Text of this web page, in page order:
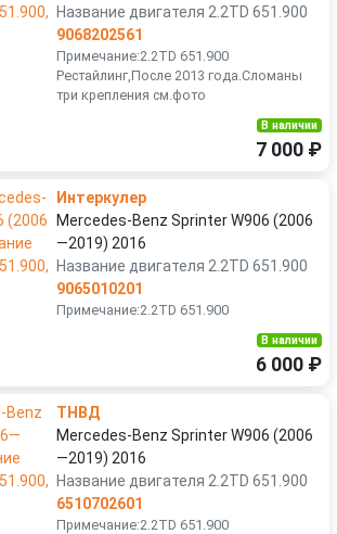
Название двигателя 2.2TD 651.900
9068202561
Примечание:2.2TD 651.900
Рестайлинг,После 2013 года.Сломаны
три крепления см.фото
В наличии
7 000 ₽
Интеркулер
Mercedes-Benz Sprinter W906 (2006
—2019) 2016
Название двигателя 2.2TD 651.900
9065010201
Примечание:2.2TD 651.900
В наличии
6 000 ₽
ТНВД
Mercedes-Benz Sprinter W906 (2006
—2019) 2016
Название двигателя 2.2TD 651.900
6510702601
Примечание:2.2TD 651.900